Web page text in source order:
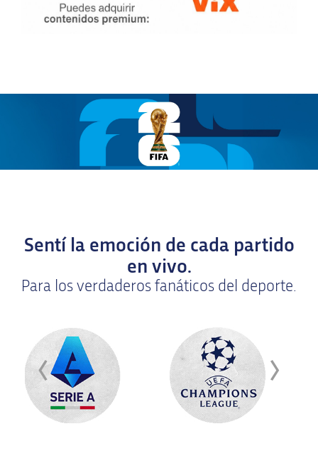
Sentí la emoción de cada partido
en vivo.
Para los verdaderos fanáticos del deporte.
‹ ›